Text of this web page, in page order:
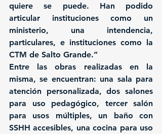
quiere se puede. Han podido
articular instituciones como un
ministerio, una intendencia,
particulares, e instituciones como la
CTM de Salto Grande.”
Entre las obras realizadas en la
misma, se encuentran: una sala para
atención personalizada, dos salones
para uso pedagógico, tercer salón
para usos múltiples, un baño con
SSHH accesibles, una cocina para uso